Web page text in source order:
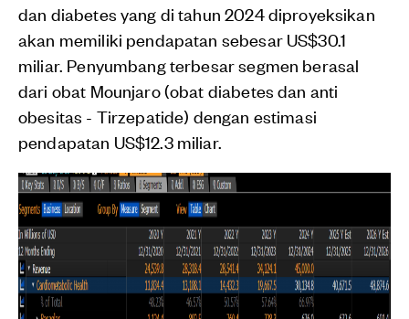
dan diabetes yang di tahun 2024 diproyeksikan
akan memiliki pendapatan sebesar US$30.1
miliar. Penyumbang terbesar segmen berasal
dari obat Mounjaro (obat diabetes dan anti
obesitas - Tirzepatide) dengan estimasi
pendapatan US$12.3 miliar.